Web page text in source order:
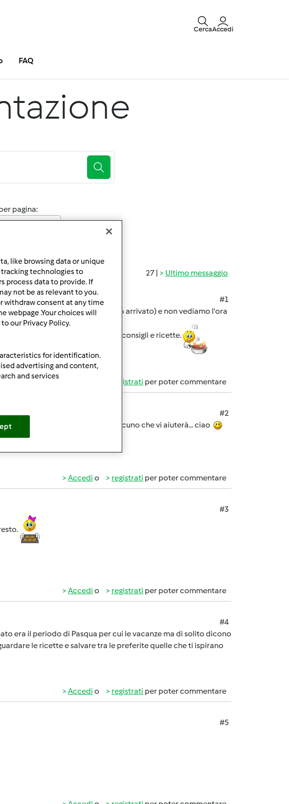
CercaAccedi
FAQ
pagina:
27 | Ultimo messaggio
#1
comprato il tm31 (non ci è ancora arrivato) e non vediamo l'ora
nuova avventura con i vostri consigli e ricette.
registrati per poter commentare
#2
e vedrete che ci sarà sempre qualcuno che vi aiuterà... ciao
Accedi o registrati per poter commentare
#3
Accedi o registrati per poter commentare
#4
era il periodo di Pasqua per cui le vacanze ma di solito dicono
le ricette e salvare tra le preferite quelle che ti ispirano
Accedi o registrati per poter commentare
#5
like browsing data or unique
technologies to
process data to provide. If
not be as relevant to you.
withdraw consent at any time
webpage .Your choices will
our Privacy Policy.
for identification.
advertising and content,
and services